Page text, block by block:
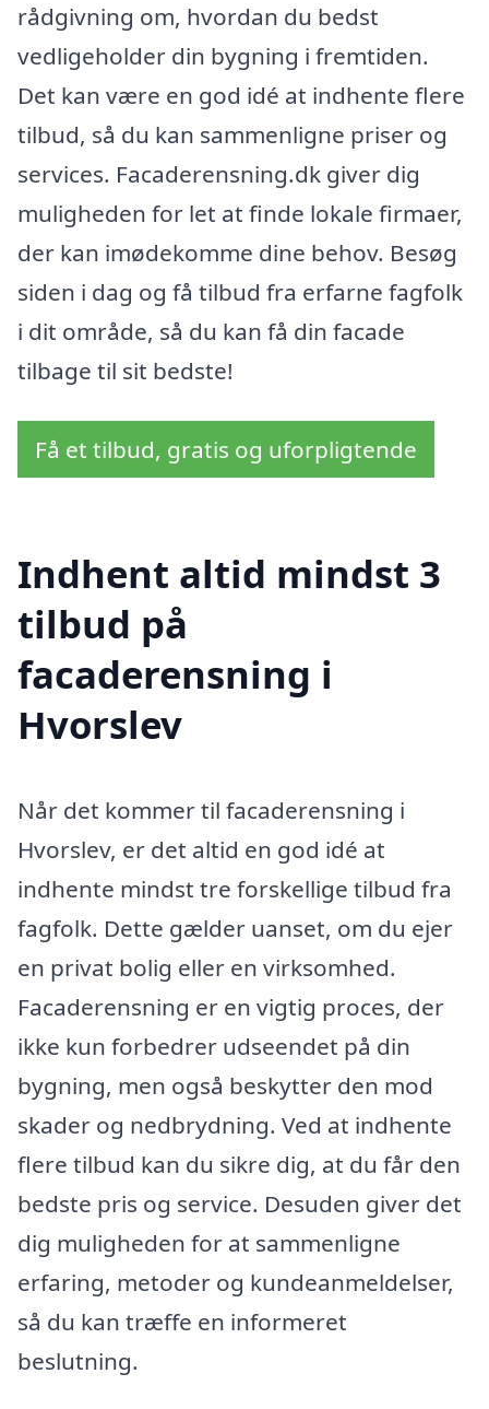
rådgivning om, hvordan du bedst
vedligeholder din bygning i fremtiden.
Det kan være en god idé at indhente flere
tilbud, så du kan sammenligne priser og
services. Facaderensning.dk giver dig
muligheden for let at finde lokale firmaer,
der kan imødekomme dine behov. Besøg
siden i dag og få tilbud fra erfarne fagfolk
i dit område, så du kan få din facade
tilbage til sit bedste!
Få et tilbud, gratis og uforpligtende
Indhent altid mindst 3
tilbud på
facaderensning i
Hvorslev
Når det kommer til facaderensning i
Hvorslev, er det altid en god idé at
indhente mindst tre forskellige tilbud fra
fagfolk. Dette gælder uanset, om du ejer
en privat bolig eller en virksomhed.
Facaderensning er en vigtig proces, der
ikke kun forbedrer udseendet på din
bygning, men også beskytter den mod
skader og nedbrydning. Ved at indhente
flere tilbud kan du sikre dig, at du får den
bedste pris og service. Desuden giver det
dig muligheden for at sammenligne
erfaring, metoder og kundeanmeldelser,
så du kan træffe en informeret
beslutning.